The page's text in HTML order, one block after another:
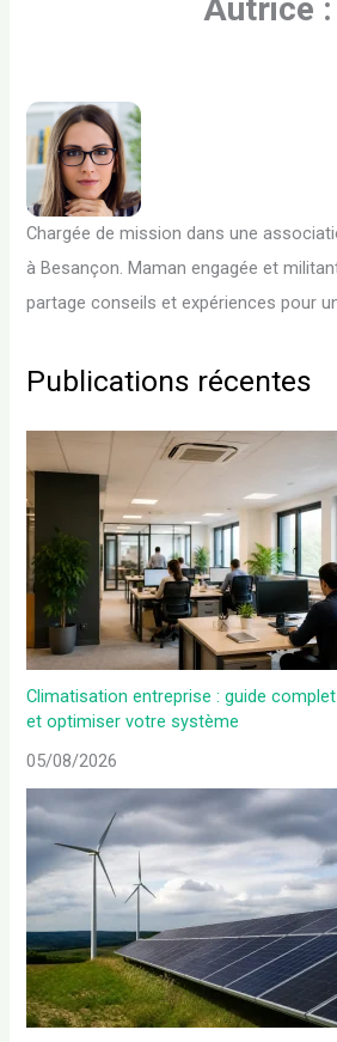
Autrice :
Chargée de mission dans une
à Besançon. Maman engagée et
partage conseils et expériences pour
Publications récentes
Climatisation entreprise : guide
et optimiser votre système
05/08/2026